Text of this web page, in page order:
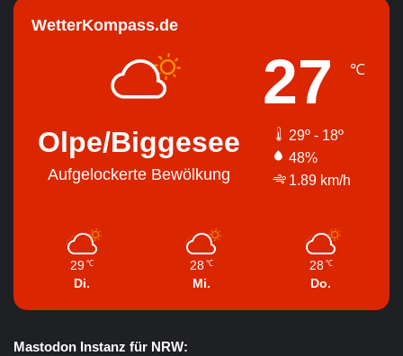
WetterKompass.de
Olpe/Biggesee
Aufgelockerte Bewölkung
27 ℃
29º - 18º
48%
1.89 km/h
29 ℃
Di.
28 ℃
Mi.
28 ℃
Do.
Mastodon Instanz für NRW: